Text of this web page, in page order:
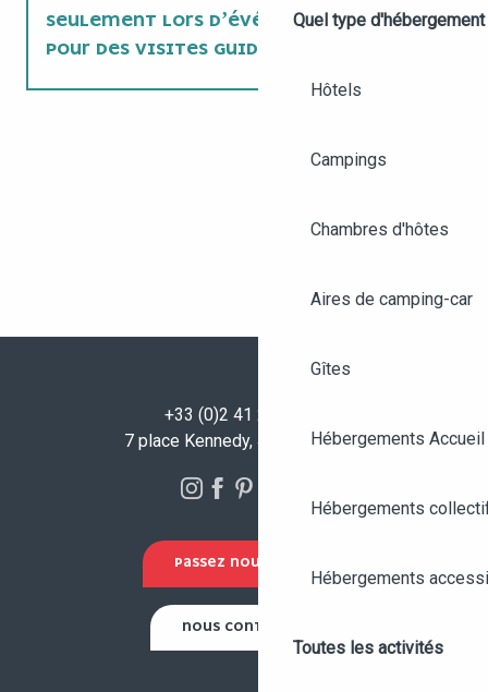
Quel type d'hébergement
Hôtels
Campings
Chambres d'hôtes
Aires de camping-car
Gîtes
Hébergements
Hébergements
Hébergements
Toutes les activités
SEULEMENT LORS D’ÉVÉNEMENTS OU
POUR DES VISITES GUIDÉES ?
+33 (0)2 41 23 50 00
7 place Kennedy, 49100 Angers
PASSEZ NOUS VOIR !
NOUS CONTACTER